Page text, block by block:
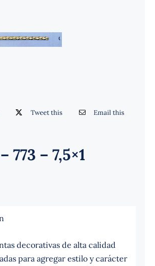
Tweet this Email this
773 – 7,5×1
decorativas de alta calidad
para agregar estilo y carácter